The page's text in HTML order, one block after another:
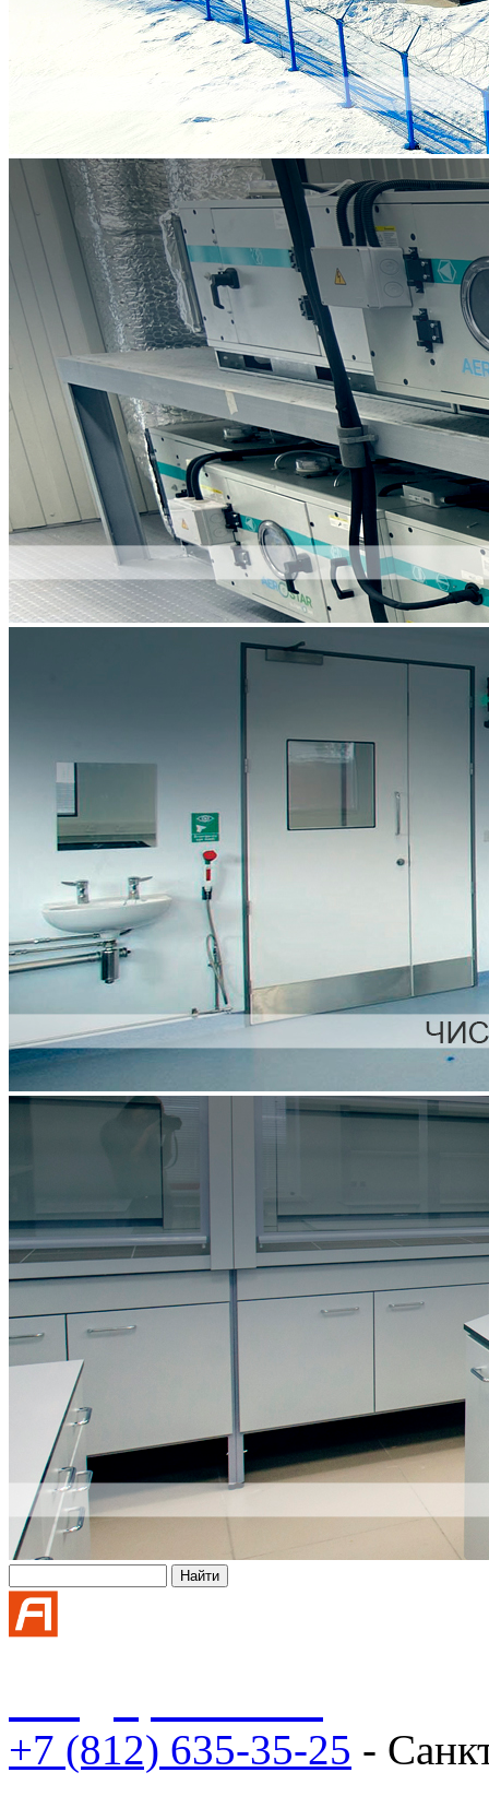
+7 (812) 635-35-25 -